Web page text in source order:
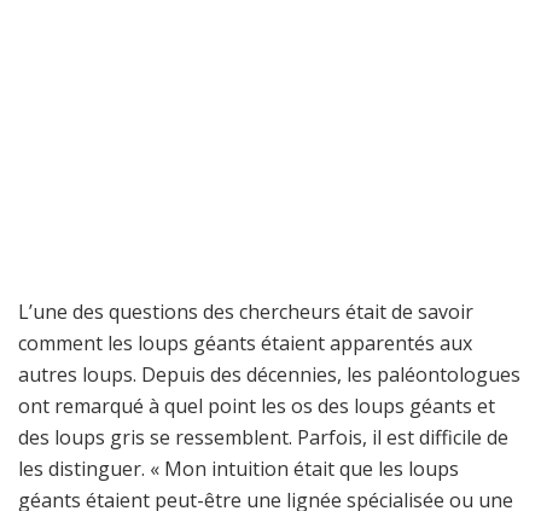
L’une des questions des chercheurs était de savoir
comment les loups géants étaient apparentés aux
autres loups. Depuis des décennies, les paléontologues
ont remarqué à quel point les os des loups géants et
des loups gris se ressemblent. Parfois, il est difficile de
les distinguer. « Mon intuition était que les loups
géants étaient peut-être une lignée spécialisée ou une